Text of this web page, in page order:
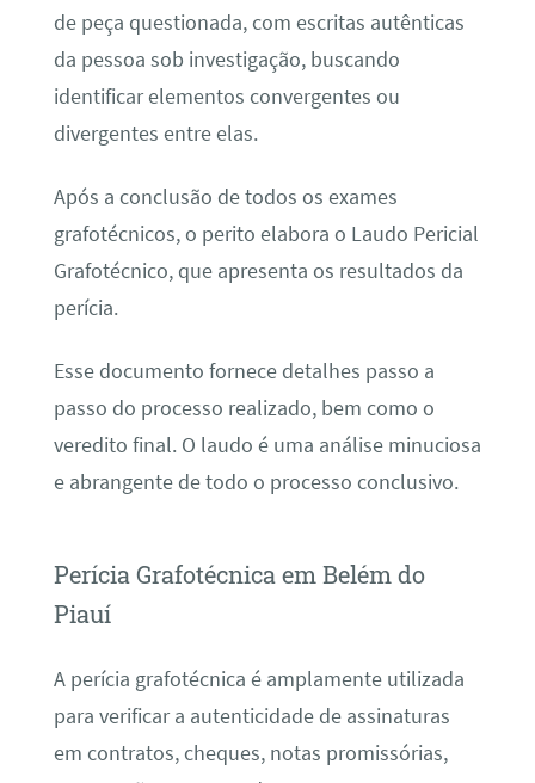
de peça questionada, com escritas autênticas
da pessoa sob investigação, buscando
identificar elementos convergentes ou
divergentes entre elas.
Após a conclusão de todos os exames
grafotécnicos, o perito elabora o Laudo Pericial
Grafotécnico, que apresenta os resultados da
perícia.
Esse documento fornece detalhes passo a
passo do processo realizado, bem como o
veredito final. O laudo é uma análise minuciosa
e abrangente de todo o processo conclusivo.
Perícia Grafotécnica em Belém do
Piauí
A perícia grafotécnica é amplamente utilizada
para verificar a autenticidade de assinaturas
em contratos, cheques, notas promissórias,